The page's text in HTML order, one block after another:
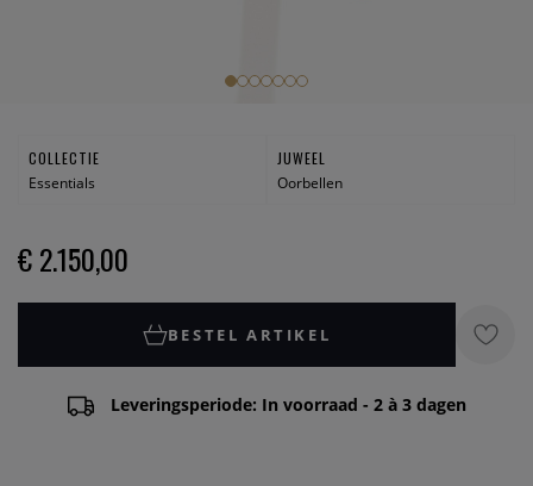
COLLECTIE
Essentials
JUWEEL
Oorbellen
€ 2.150,00
BESTEL ARTIKEL
Leveringsperiode: In voorraad - 2 à 3 dagen